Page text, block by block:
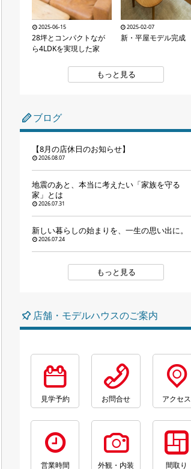
2025-06-15
28坪とコンパクトなが
ら4LDKを実現した家
2025-02-07
新・平屋モデル完成
もっと見る
ブログ
【8月の店休日のお知らせ】
2026.08.07
地震のあと、本当に考えたい「家族を守る
家」とは
2026.07.31
新しい暮らしの始まりを、一生の思い出に。
2026.07.24
もっと見る
店舗・モデルハウスのご案内
見学予約 お問合せ アクセス
営業時間 外観・内装 間取り